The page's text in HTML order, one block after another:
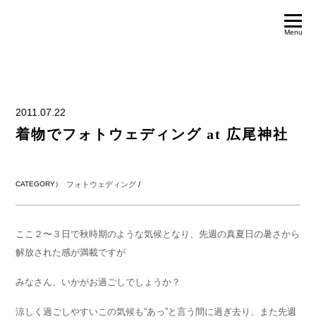
Menu
2011.07.22
着物でフォトウェディング at 広尾神社
CATEGORY） フォトウェディング /
ここ２〜３日で秋時期のような気候となり、先週の真夏日の暑さから
解放された感が満載ですが
みなさん、いかがお過ごしでしょうか？
涼しく過ごしやすいこの気候も“あっ”と言う間に過ぎ去り、また先週